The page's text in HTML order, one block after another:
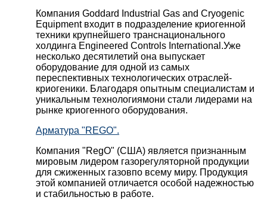
Компания Goddard Industrial Gas and Cryogenic
Equipment входит в подразделение криогенной
техники крупнейшего транснационального
холдинга Engineered Controls International.Уже
несколько десятилетий она выпускает
оборудование для одной из самых
переспективных технологических отраслей-
криогеники. Благодаря опытным специалистам и
уникальным технологиямони стали лидерами на
рынке криогенного оборудования.
Арматура "REGO".
Компания "RegO" (США) является признанным
мировым лидером газорегуляторной продукции
для сжиженных газовпо всему миру. Продукция
этой компанией отличается особой надежностью
и стабильностью в работе.